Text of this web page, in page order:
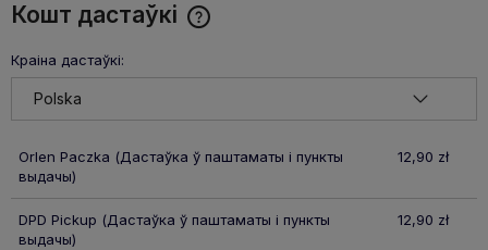
Кошт дастаўкі
Краіна дастаўкі:
Orlen Paczka (Дастаўка ў паштаматы і пункты
выдачы)
12,90 zł
DPD Pickup (Дастаўка ў паштаматы і пункты
выдачы)
12,90 zł